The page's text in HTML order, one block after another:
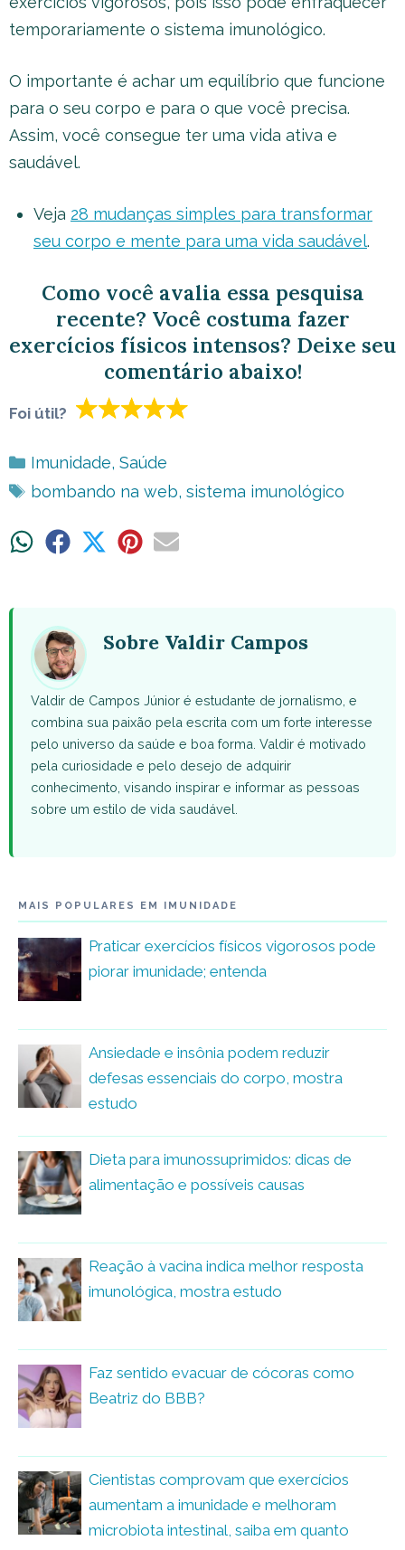
temporariamente o sistema imunológico.
O importante é achar um equilíbrio que funcione
para o seu corpo e para o que você precisa.
Assim, você consegue ter uma vida ativa e
saudável.
Veja 28 mudanças simples para transformar
seu corpo e mente para uma vida saudável.
Como você avalia essa pesquisa
recente? Você costuma fazer
exercícios físicos intensos? Deixe seu
comentário abaixo!
Foi útil?
Categorias
Imunidade, Saúde
Tags
bombando na web, sistema imunológico
ShareShare ShareShareShare
Sobre Valdir Campos
Valdir de Campos Júnior é estudante de jornalismo, e
combina sua paixão pela escrita com um forte interesse
pelo universo da saúde e boa forma. Valdir é motivado
pela curiosidade e pelo desejo de adquirir
conhecimento, visando inspirar e informar as pessoas
sobre um estilo de vida saudável.
MAIS POPULARES EM IMUNIDADE
Praticar exercícios físicos vigorosos pode
piorar imunidade; entenda
Ansiedade e insônia podem reduzir
defesas essenciais do corpo, mostra
estudo
Dieta para imunossuprimidos: dicas de
alimentação e possíveis causas
Reação à vacina indica melhor resposta
imunológica, mostra estudo
Faz sentido evacuar de cócoras como
Beatriz do BBB?
Cientistas comprovam que exercícios
aumentam a imunidade e melhoram
microbiota intestinal, saiba em quanto